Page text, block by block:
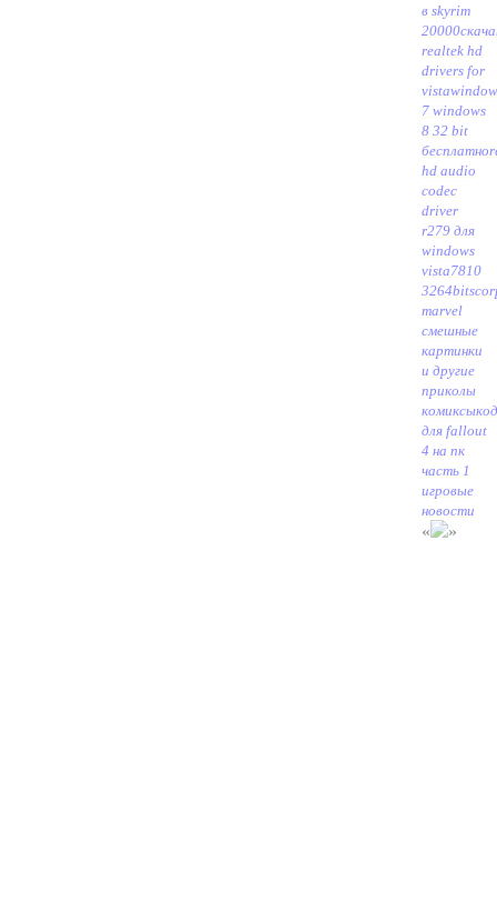
в skyrim
20000
realtek hd
drivers for
7 windows
8 32 bit
бесплатно
hd audio
codec
driver
r279 для
windows
vista7810
3264bit
marvel
смешные
картинки
и другие
приколы
комиксы
для fallout
4 на пк
часть 1
игровые
новости